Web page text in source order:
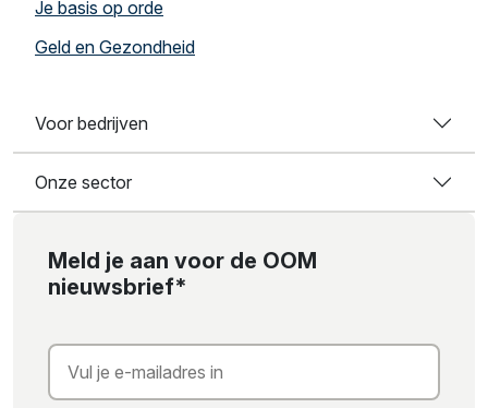
Je basis op orde
Geld en Gezondheid
Voor bedrijven
Onze sector
Meld je aan voor de OOM
nieuwsbrief*